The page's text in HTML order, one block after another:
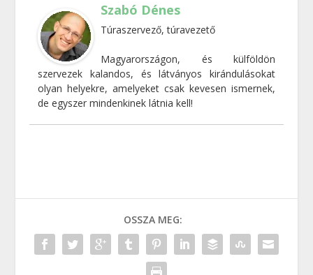
Szabó Dénes
Túraszervező, túravezető
Magyarországon, és külföldön
szervezek kalandos, és látványos kirándulásokat
olyan helyekre, amelyeket csak kevesen ismernek,
de egyszer mindenkinek látnia kell!
OSSZA MEG: